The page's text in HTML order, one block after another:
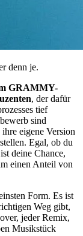
denn je.
GRAMMY-
, der dafür
tief
sind
eigene Version
Egal, ob du
deine Chance,
einen Anteil von
Form. Es ist
Weg gibt,
jeder Remix,
Musikstück